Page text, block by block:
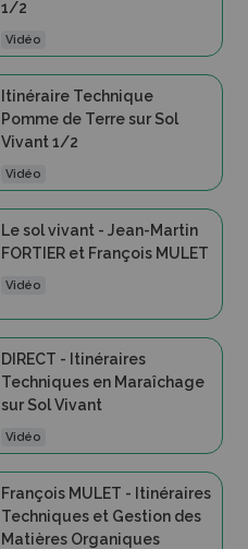
1/2
Vidéo
Itinéraire Technique
Pomme de Terre sur Sol
Vivant 1/2
Vidéo
Le sol vivant - Jean-Martin
FORTIER et François MULET
Vidéo
DIRECT - Itinéraires
Techniques en Maraîchage
sur Sol Vivant
Vidéo
François MULET - Itinéraires
Techniques et Gestion des
Matières Organiques